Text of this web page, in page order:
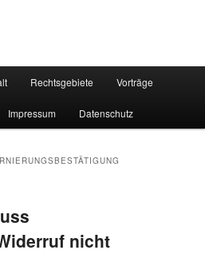
Rechtsgebiete Vorträge
Impressum Datenschutz
nicht